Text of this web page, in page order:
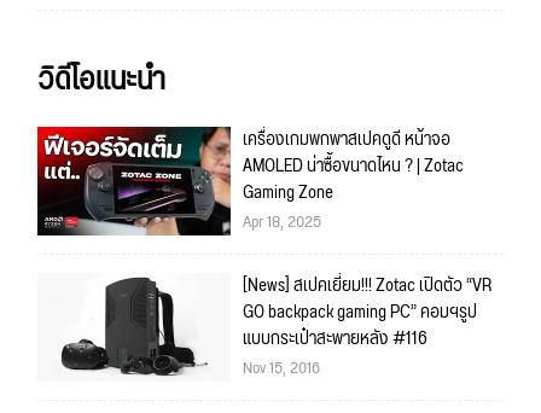
วิดีโอแนะนำ
เครื่องเกมพกพาสเปคดูดี หน้าจอ
AMOLED น่าซื้อขนาดไหน ? | Zotac
Gaming Zone
Apr 18, 2025
[News] สเปคเยี่ยม!!! Zotac เปิดตัว “VR
GO backpack gaming PC” คอมฯรูป
แบบกระเป๋าสะพายหลัง #116
Nov 15, 2016